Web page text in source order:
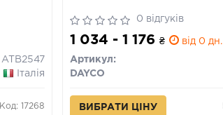
ATB2547
Італія
Код: 17268
0 відгуків
1 034 - 1 176₴ від 0 дн.
Артикул:
DAYCO
ВИБРАТИ ЦІНУ